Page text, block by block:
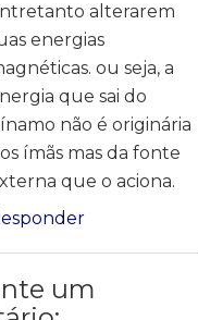
alterarem
energias
ou seja, a
que sai do
não é originária
ímãs mas da fonte
que o aciona.
um